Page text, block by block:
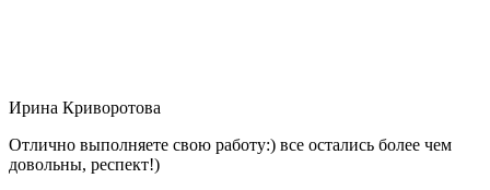
Ирина Криворотова
Отлично выполняете свою работу:) все остались более чем
довольны, респект!)